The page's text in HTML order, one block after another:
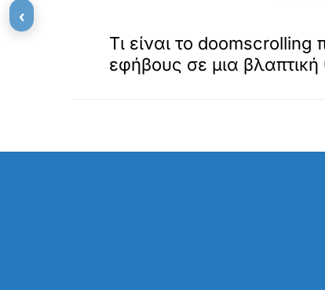
Τι είναι το doomscrolling
εφήβους σε μια
‹